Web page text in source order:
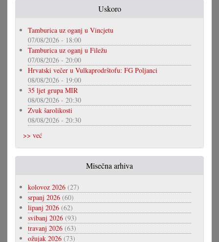
Uskoro
Tamburica uz oganj u Vincjetu
07/08/2026 - 18:00
Tamburica uz oganj u Filežu
07/08/2026 - 20:00
Hrvatski večer u Vulkaprodrštofu: FG Poljanci
08/08/2026 - 19:00
35 ljet grupa MIR
08/08/2026 - 20:30
Zvuk šarolikosti
08/08/2026 - 20:30
>> već
Misečna arhiva
kolovoz 2026 (27)
srpanj 2026 (60)
lipanj 2026 (62)
svibanj 2026 (93)
travanj 2026 (63)
ožujak 2026 (73)